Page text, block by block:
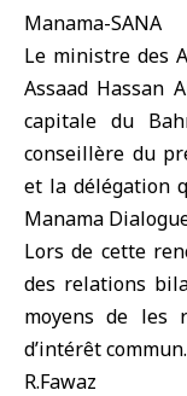
Manama-SANA
Le ministre des
Assaad Hassan
capitale du
conseillère du
et la délégation
Manama
Lors de cette
des relations
moyens de les
d’intérêt commun.
R.Fawaz